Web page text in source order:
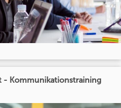
- Kommunikationstraining